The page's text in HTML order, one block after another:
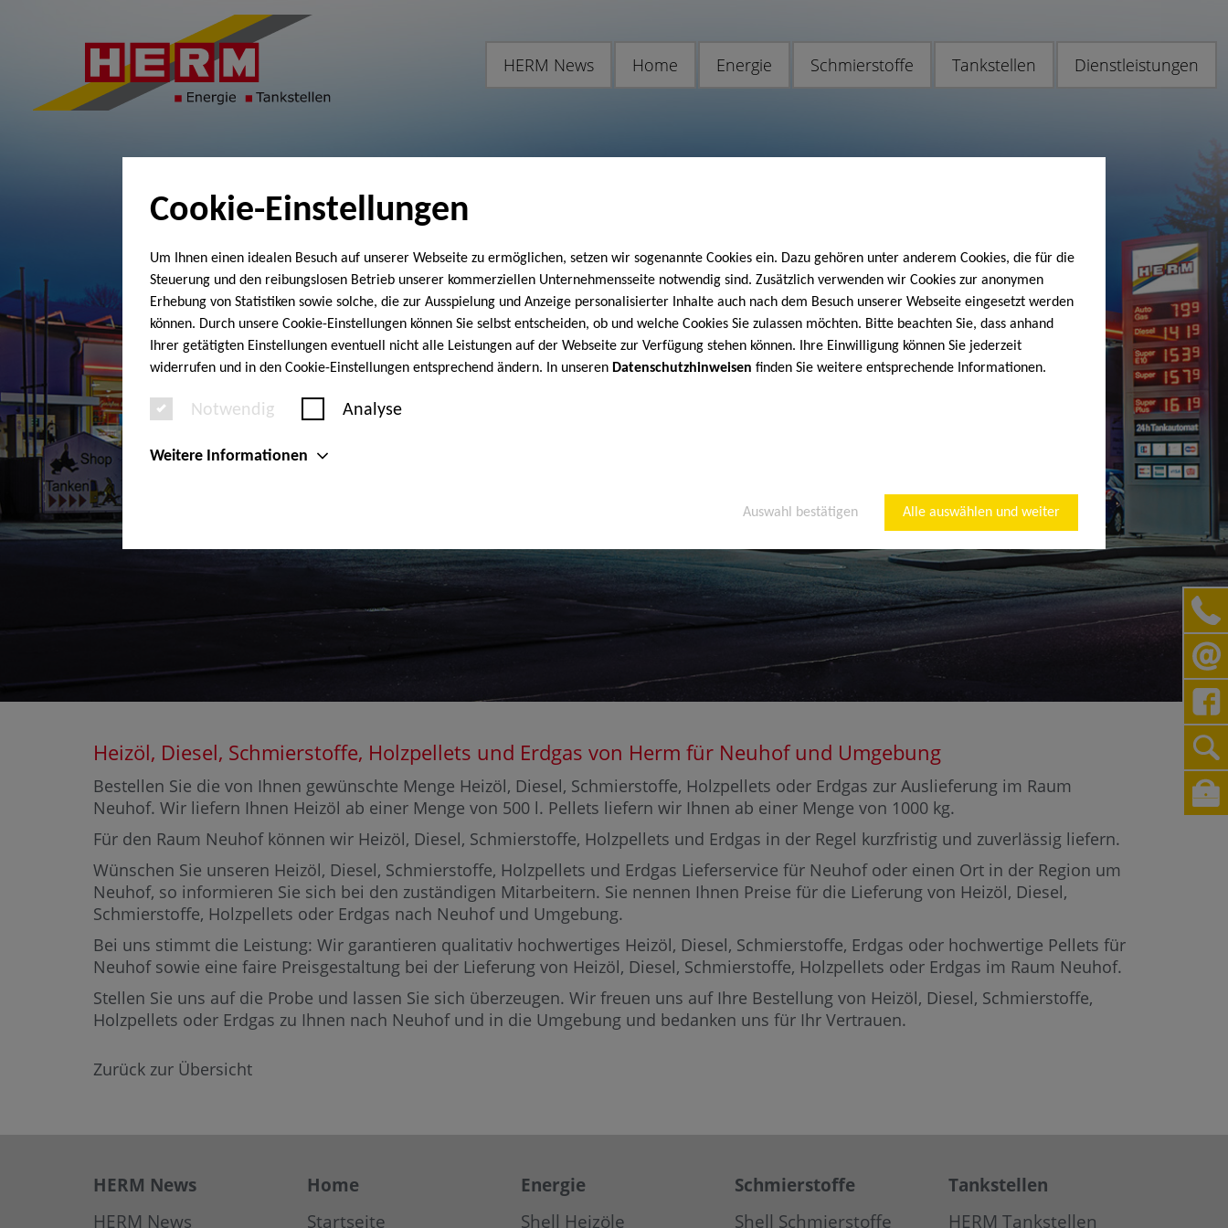
Cookie-Einstellungen
Um Ihnen einen idealen Besuch auf unserer Webseite zu ermöglichen, setzen wir sogenannte Cookies ein. Dazu gehören unter anderem Cookies, die für die
Steuerung und den reibungslosen Betrieb unserer kommerziellen Unternehmensseite notwendig sind. Zusätzlich verwenden wir Cookies zur anonymen
Erhebung von Statistiken sowie solche, die zur Ausspielung und Anzeige personalisierter Inhalte auch nach dem Besuch unserer Webseite eingesetzt werden
können. Durch unsere Cookie-Einstellungen können Sie selbst entscheiden, ob und welche Cookies Sie zulassen möchten. Bitte beachten Sie, dass anhand
Ihrer getätigten Einstellungen eventuell nicht alle Leistungen auf der Webseite zur Verfügung stehen können. Ihre Einwilligung können Sie jederzeit
widerrufen und in den Cookie-Einstellungen entsprechend ändern. In unseren Datenschutzhinweisen finden Sie weitere entsprechende Informationen.
Notwendig Analyse
Weitere Informationen
Auswahl bestätigen Alle auswählen und weiter
HERM News Home Energie Schmierstoffe Tankstellen Dienstleistungen
Heizöl, Diesel, Schmierstoffe, Holzpellets und Erdgas von Herm für Neuhof und Umgebung
Bestellen Sie die von Ihnen gewünschte Menge Heizöl, Diesel, Schmierstoffe, Holzpellets oder Erdgas zur Auslieferung im Raum
Neuhof. Wir liefern Ihnen Heizöl ab einer Menge von 500 l. Pellets liefern wir Ihnen ab einer Menge von 1000 kg.
Für den Raum Neuhof können wir Heizöl, Diesel, Schmierstoffe, Holzpellets und Erdgas in der Regel kurzfristig und zuverlässig liefern.
Wünschen Sie unseren Heizöl, Diesel, Schmierstoffe, Holzpellets und Erdgas Lieferservice für Neuhof oder einen Ort in der Region um
Neuhof, so informieren Sie sich bei den zuständigen Mitarbeitern. Sie nennen Ihnen Preise für die Lieferung von Heizöl, Diesel,
Schmierstoffe, Holzpellets oder Erdgas nach Neuhof und Umgebung.
Bei uns stimmt die Leistung: Wir garantieren qualitativ hochwertiges Heizöl, Diesel, Schmierstoffe, Erdgas oder hochwertige Pellets für
Neuhof sowie eine faire Preisgestaltung bei der Lieferung von Heizöl, Diesel, Schmierstoffe, Holzpellets oder Erdgas im Raum Neuhof.
Stellen Sie uns auf die Probe und lassen Sie sich überzeugen. Wir freuen uns auf Ihre Bestellung von Heizöl, Diesel, Schmierstoffe,
Holzpellets oder Erdgas zu Ihnen nach Neuhof und in die Umgebung und bedanken uns für Ihr Vertrauen.
Zurück zur Übersicht
HERM News
HERM News
Home
Startseite
Energie
Shell Heizöle
Schmierstoffe
Shell Schmierstoffe
Tankstellen
HERM Tankstellen